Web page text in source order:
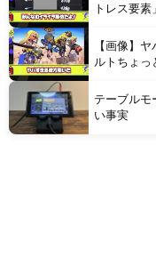
トレス要
【画像】
ルトちょっ
テーブルモ
い事実